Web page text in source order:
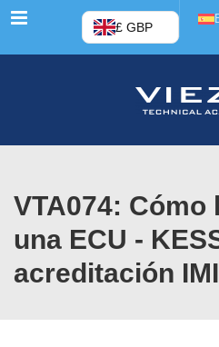
Menú £ GBP
VTA074:
una ECU -
acreditación IMI